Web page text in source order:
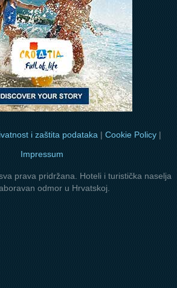
i zaštita podataka | Cookie Policy|
Impressum
prava pridržana. Hoteli i turistička naselja
odmor u Hrvatskoj.